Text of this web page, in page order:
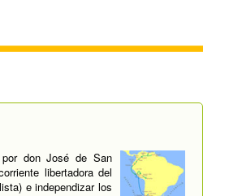
por don José de San
libertadora del
e independizar los